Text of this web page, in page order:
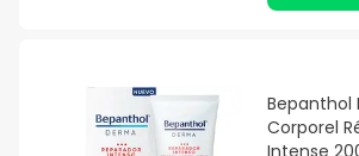
Bepanthol
Corporel
Intense